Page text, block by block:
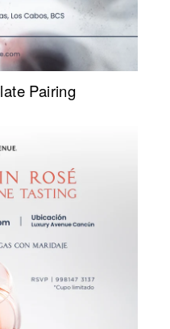
Pairing